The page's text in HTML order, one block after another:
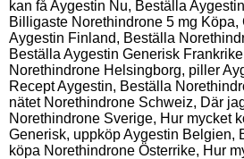
kan få Aygestin Nu, Beställa
Billigaste Norethindrone 5 mg Köpa,
Aygestin Finland, Beställa
Beställa Aygestin Generisk
Norethindrone Helsingborg, piller
Recept Aygestin, Beställa
nätet Norethindrone Schweiz, Där
Norethindrone Sverige, Hur mycket
Generisk, uppköp Aygestin Belgien,
köpa Norethindrone Österrike, Hur